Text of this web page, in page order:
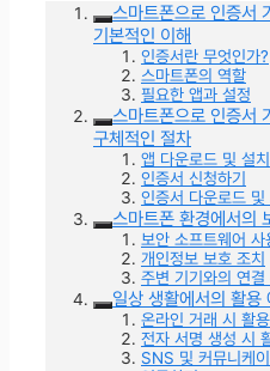
스마트폰으로 인증서
기본적인 이해
인증서란 무엇인가?
스마트폰의 역할
필요한 앱과 설정
스마트폰으로 인증서
구체적인 절차
앱 다운로드 및 설치
인증서 신청하기
인증서 다운로드 및
스마트폰 환경에서의
보안 소프트웨어 사
개인정보 보호 조치
주변 기기와의 연결
일상 생활에서의 활용
온라인 거래 시 활용
전자 서명 생성 시
SNS 및 커뮤니케